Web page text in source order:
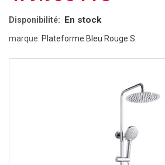
Disponibilité: En stock
marque: Plateforme Bleu Rouge S